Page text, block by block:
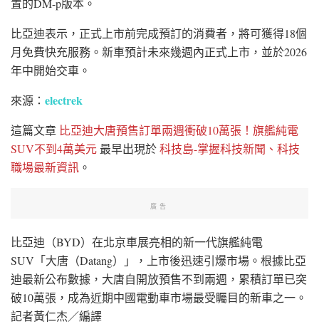
置的DM-p版本。
比亞迪表示，正式上市前完成預訂的消費者，將可獲得18個
月免費快充服務。新車預計未來幾週內正式上市，並於2026
年中開始交車。
來源： electrek
這篇文章 比亞迪大唐預售訂單兩週衝破10萬張！旗艦純電
SUV不到4萬美元 最早出現於科技島-掌握科技新聞、科技
職場最新資訊 。
廣告
比亞迪（BYD）在北京車展亮相的新一代旗艦純電
SUV「大唐（Datang）」，上市後迅速引爆市場。根據比亞
迪最新公布數據，大唐自開放預售不到兩週，累積訂單已突
破10萬張，成為近期中國電動車市場最受矚目的新車之一。
記者黃仁杰／編譯